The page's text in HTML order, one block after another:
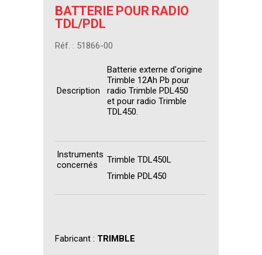
BATTERIE POUR RADIO
TDL/PDL
Réf. : 51866-00
Description
Batterie externe d'origine
Trimble 12Ah Pb pour
radio Trimble PDL450
et pour radio Trimble
TDL450.
Instruments
concernés
Trimble TDL450L
Trimble PDL450
Fabricant : TRIMBLE